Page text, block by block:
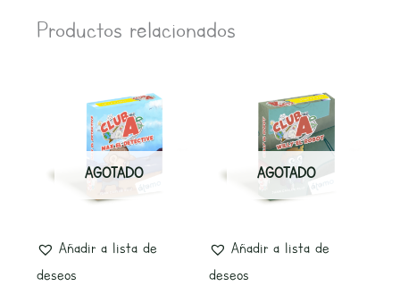
Productos relacionados
AGOTADO
Añadir a lista de
deseos
AGOTADO
Añadir a lista de
deseos